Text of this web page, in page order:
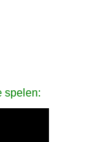
spelen: